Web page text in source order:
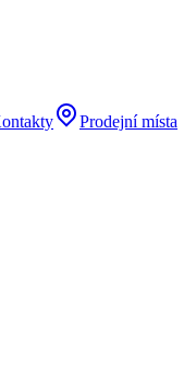
Prodejní místa